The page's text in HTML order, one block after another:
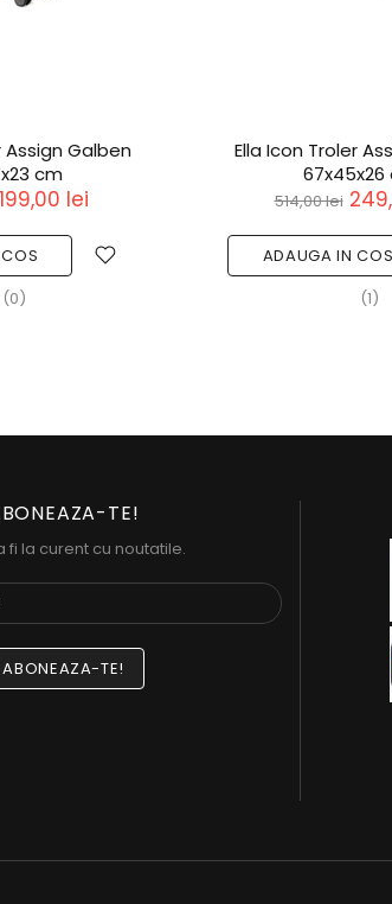
Assign Galben
cm
199,00 lei
(0)
Ella Icon Troler
67x45x26
514,00 lei
ADAUGA IN COS
(1)
TE!
fi la curent cu noutatile.